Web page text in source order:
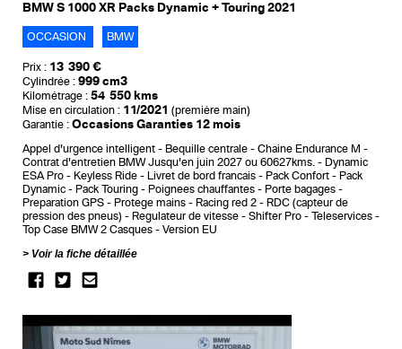
BMW S 1000 XR Packs Dynamic + Touring 2021
OCCASION BMW
Prix : 13 390 €
Cylindrée : 999 cm3
Kilométrage : 54 550 kms
Mise en circulation : 11/2021 (première main)
Garantie : Occasions Garanties 12 mois
Appel d'urgence intelligent Bequille centrale
Chaine Endurance M
Contrat d'entretien BMW Jusqu'en juin 2027 ou 60627kms.
Dynamic
ESA Pro
Keyless Ride Livret de bord francais Pack Confort
Pack
Dynamic
Pack Touring Poignees chauffantes
Porte bagages
Preparation GPS
Protege mains Racing red 2
RDC (capteur de
pression des pneus)
Regulateur de vitesse Shifter Pro
Teleservices
Top Case BMW 2 Casques
Version EU
Voir la fiche détaillée